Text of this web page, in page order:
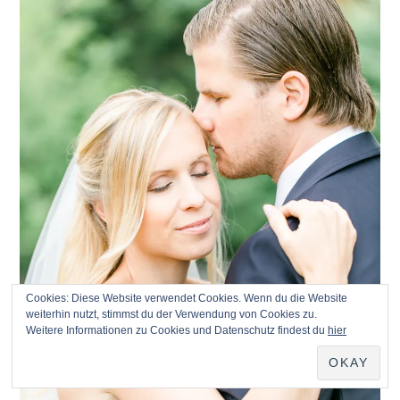
Cookies: Diese Website verwendet Cookies. Wenn du die Website
weiterhin nutzt, stimmst du der Verwendung von Cookies zu.
Weitere Informationen zu Cookies und Datenschutz findest du hier